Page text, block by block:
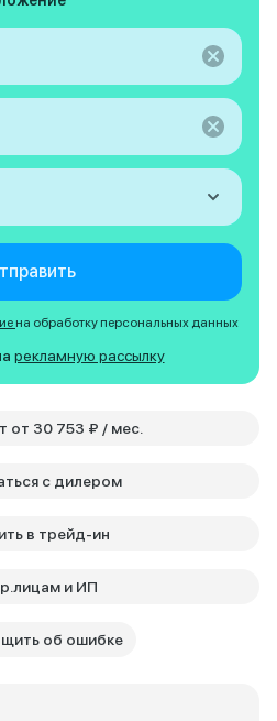
на обработку персональных данных
рекламную рассылку
В кредит от 30 753 ₽ / мес.
с дилером
в трейд-ин
и ИП
об ошибке